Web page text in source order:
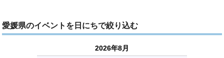
愛媛県のイベントを日にちで絞り込む
2026年8月